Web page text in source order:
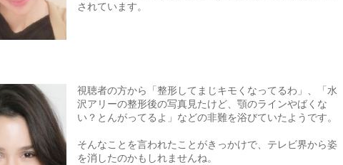
されています。
視聴者の方から「整形してまじキモくなってるわ」、「水
沢アリーの整形後の写真見たけど、顎のラインやばくな
い？とんがってるよ」などの非難を浴びていたようです。
そんなことを言われたことがきっかけで、テレビ界から姿
を消したのかもしれませんね。